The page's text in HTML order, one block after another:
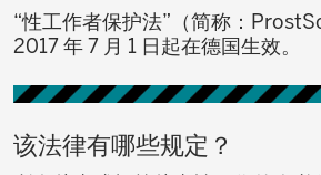
“性工作者保护法”（简称：
2017 年 7 月 1 日起在德国生效。
该法律有哪些规定？